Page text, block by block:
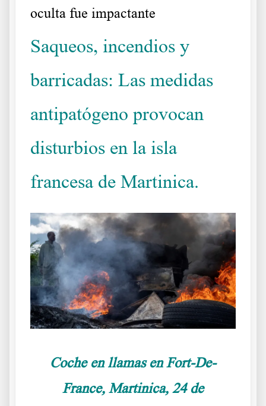
oculta fue impactante
Saqueos, incendios y
barricadas: Las medidas
antipatógeno provocan
disturbios en la isla
francesa de Martinica.
Coche en llamas en Fort-De-
France, Martinica, 24 de